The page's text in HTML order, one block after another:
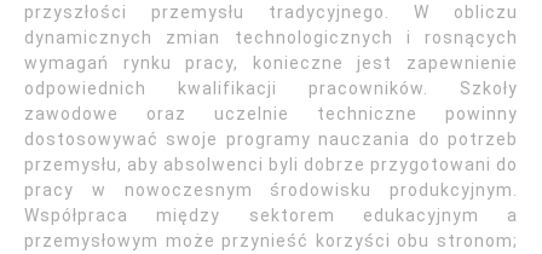
przyszłości przemysłu tradycyjnego. W obliczu
dynamicznych zmian technologicznych i rosnących
wymagań rynku pracy, konieczne jest zapewnienie
odpowiednich kwalifikacji pracowników. Szkoły
zawodowe oraz uczelnie techniczne powinny
dostosowywać swoje programy nauczania do potrzeb
przemysłu, aby absolwenci byli dobrze przygotowani do
pracy w nowoczesnym środowisku produkcyjnym.
Współpraca między sektorem edukacyjnym a
przemysłowym może przynieść korzyści obu stronom;